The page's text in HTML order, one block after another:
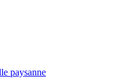
paysanne